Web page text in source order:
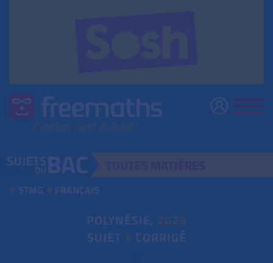
STMG FRANÇAIS
POLYNÉSIE, 2023
SUJET + CORRIGÉ